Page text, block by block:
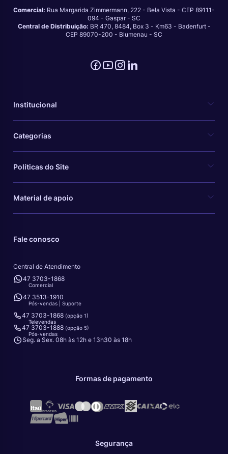
Comercial: Rua Margarida Zimmermann, 222 - Bela Vista - CEP 89111-
094 - Gaspar - SC
Central de Distribuição: BR 470, 8484, Box 3 - Km63 - Badenfurt -
CEP 89070-200 - Blumenau - SC
Institucional
Categorias
Políticas do Site
Material de apoio
Fale conosco
Central de Atendimento
47 3703-1868
Comercial
47 3513-1910
Pós-vendas | Suporte
47 3703-1868 (opção 1)
Televendas
47 3703-1888 (opção 5)
Pós-vendas
Seg. a Sex. 08h às 12h e 13h30 às 18h
Formas de pagamento
Segurança